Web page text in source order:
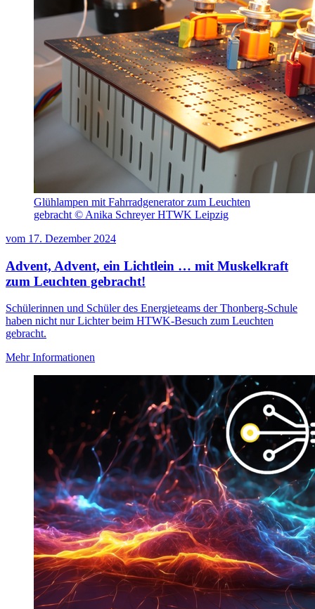
Glühlampen mit Fahrradgenerator zum Leuchten
gebracht © Anika Schreyer HTWK Leipzig
vom 17. Dezember 2024
Advent, Advent, ein Lichtlein … mit Muskelkraft
zum Leuchten gebracht!
Schülerinnen und Schüler des Energieteams der Thonberg-Schule
haben nicht nur Lichter beim HTWK-Besuch zum Leuchten
gebracht.
Mehr Informationen